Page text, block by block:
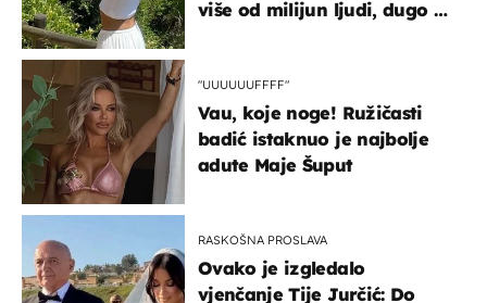
više od milijun ljudi, dugo se
"UUUUUUFFFF"
Vau, koje noge! Ružičasti
badić istaknuo je najbolje
adute Maje Šuput
RASKOŠNA PROSLAVA
Ovako je izgledalo
vjenčanje Tije Jurčić: Do